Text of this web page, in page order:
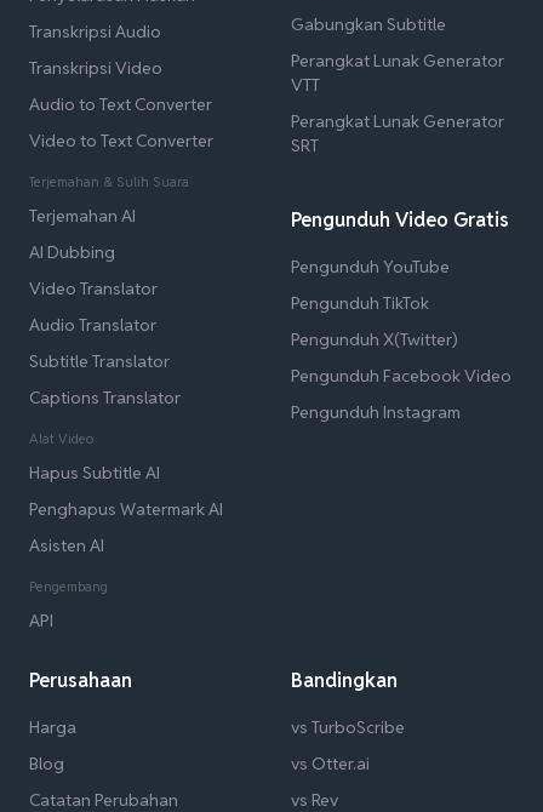
Transkripsi Audio
Transkripsi Video
Audio to Text Converter
Video to Text Converter
Terjemahan & Sulih Suara
Terjemahan AI
AI Dubbing
Video Translator
Audio Translator
Subtitle Translator
Captions Translator
Alat Video
Hapus Subtitle AI
Penghapus Watermark AI
Asisten AI
Pengembang
API
Gabungkan Subtitle
Perangkat Lunak Generator
VTT
Perangkat Lunak Generator
SRT
Pengunduh Video Gratis
Pengunduh YouTube
Pengunduh TikTok
Pengunduh X(Twitter)
Pengunduh Facebook Video
Pengunduh Instagram
Perusahaan
Harga
Blog
Catatan Perubahan
Bandingkan
vs TurboScribe
vs Otter.ai
vs Rev